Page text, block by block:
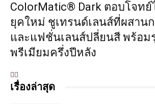
ColorMatic® Dark ตอบโจท
ยุคใหม่ ชูเทรนด์เลนส์ที่ผสาน
และแฟชั่นเลนส์ปลี่ยนสี พร้อม
พรีเมียมครึ่งปีหลัง
เรื่องล่าสุด